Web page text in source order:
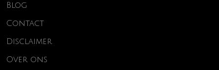
Blog
Contact
Disclaimer
Over ons